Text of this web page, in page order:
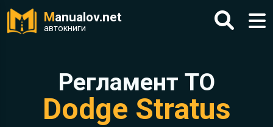
Manualov.net
автокниги
Регламент ТО
Dodge Stratus